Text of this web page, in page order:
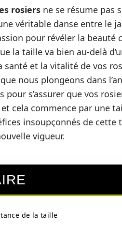
rosiers ne se résume pas
véritable danse entre le
pour révéler la beauté
la taille va bien au-delà
santé et la vitalité de vos
nous plongeons dans
pour s’assurer que vos
cela commence par une
insoupçonnés de cette
vigueur.
de la taille